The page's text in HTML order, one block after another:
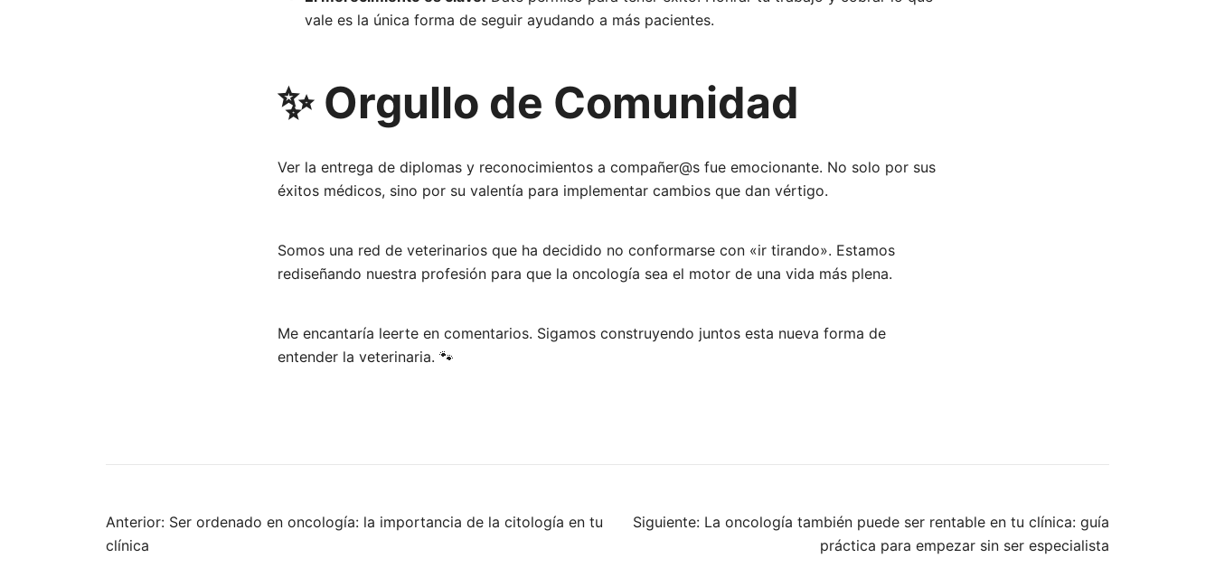
vale es la única forma de seguir ayudando a más pacientes.
✨ Orgullo de Comunidad
Ver la entrega de diplomas y reconocimientos a compañer@s fue emocionante. No solo por sus
éxitos médicos, sino por su valentía para implementar cambios que dan vértigo.
Somos una red de veterinarios que ha decidido no conformarse con «ir tirando». Estamos
rediseñando nuestra profesión para que la oncología sea el motor de una vida más plena.
Me encantaría leerte en comentarios. Sigamos construyendo juntos esta nueva forma de
entender la veterinaria. 🐾
Navegación
Anterior: Ser ordenado en oncología: la importancia de la citología en tu
clínica
Siguiente: La oncología también puede ser rentable en tu clínica: guía
práctica para empezar sin ser especialista